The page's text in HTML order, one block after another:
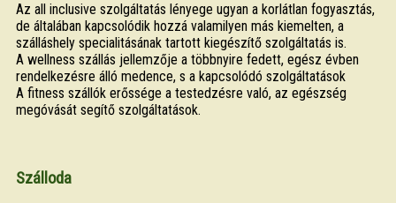
Az all inclusive szolgáltatás lényege ugyan a korlátlan fogyasztás,
de általában kapcsolódik hozzá valamilyen más kiemelten, a
szálláshely specialitásának tartott kiegészítő szolgáltatás is.
A wellness szállás jellemzője a többnyire fedett, egész évben
rendelkezésre álló medence, s a kapcsolódó szolgáltatások
A fitness szállók erőssége a testedzésre való, az egészség
megóvását segítő szolgáltatások.
Szálloda